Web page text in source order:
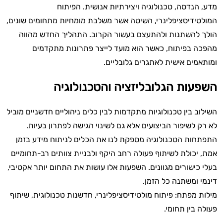
מדע, הנדסה, טכנולוגיה ויצירתיות אנושית. הפיתוח
המולטידיסציפלינרי, השיטה אשר משלבת מומחיות מתחומים שונים,
הולך להשתנות ולהתעצם בעשור הקרוב. התהליך החדש מהווה
מהפכה בפיתוח, כאשר הוא מועד לייצר פתרונות מתקדמים
ומותאמים אישית לאתגרים גלובליים.
השפעות הגלובליזציה והטכנולוגיה
השילוב בין טכנולוגיות מתקדמות לבין כלים ניהוליים חדשניים מוביל
לא רק לשיפור הביצועים אלא גם לשינוי הגישה לפתרון בעיות.
התפתחות הטכנולוגיה מספקת לנו את הכלים לניתוח מידע בזמן
אמת, יכולת לשיתוף פעולה רחב היקף ולבניית צוותים רב-תחומיים
בעלי כישורים מגוונים. השפעות אלו עושות את התחום יותר אקטיבי,
דינמי ומשתנה כל הזמן.
מילות מפתח: פיתוח מולטידיסציפלינרי, חדשנות טכנולוגית, שיתוף
פעולה בין תחומי.